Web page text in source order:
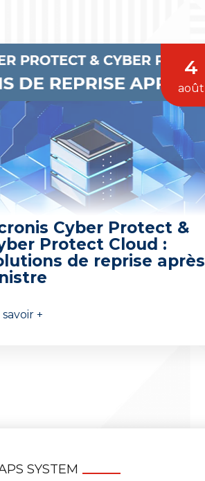
4
août
Cyber Protect &
Protect Cloud :
de reprise après
savoir +
SYSTEM